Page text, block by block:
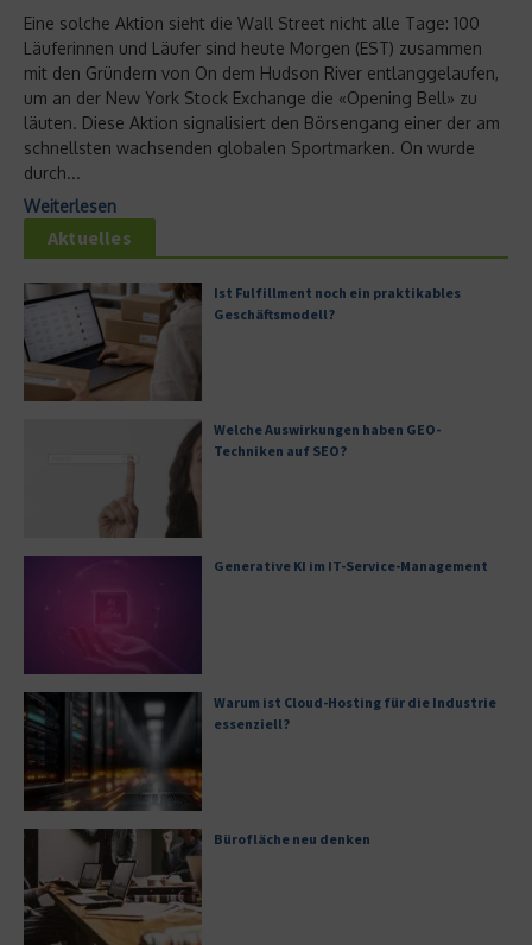
Eine solche Aktion sieht die Wall Street nicht alle Tage: 100
Läuferinnen und Läufer sind heute Morgen (EST) zusammen
mit den Gründern von On dem Hudson River entlanggelaufen,
um an der New York Stock Exchange die «Opening Bell» zu
läuten. Diese Aktion signalisiert den Börsengang einer der am
schnellsten wachsenden globalen Sportmarken. On wurde
durch...
Weiterlesen
Aktuelles
Ist Fulfillment noch ein praktikables
Geschäftsmodell?
Welche Auswirkungen haben GEO-
Techniken auf SEO?
Generative KI im IT-Service-Management
Warum ist Cloud-Hosting für die Industrie
essenziell?
Bürofläche neu denken